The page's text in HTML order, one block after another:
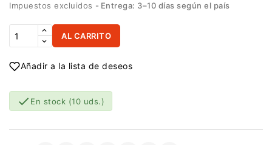
Impuestos excluidos Entrega: 3–10 días según el país
AL CARRITO
Añadir a la lista de deseos
 En stock (10 uds.)